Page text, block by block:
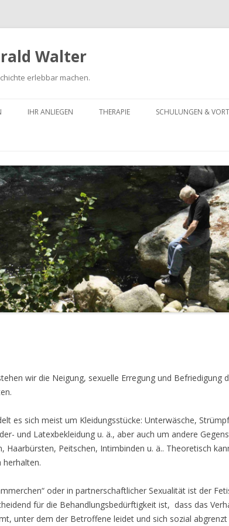
Walter
erlebbar machen.
zum
IHR ANLIEGEN THERAPIE
PSYCHOHYGIENE, ANTI-AGING,
HORMONBEHANDLUNG
COACHING
AUTOGENES TRAINING
SCHULUNGEN &
IN SCHULEN,
wir die Neigung, sexuelle Erregung und Befriedigung
es sich meist um Kleidungsstücke: Unterwäsche,
und Latexbekleidung u. ä., aber auch um andere
Haarbürsten, Peitschen, Intimbinden u. ä.. Theoretisch
herhalten.
oder in partnerschaftlicher Sexualität ist der
für die Behandlungsbedürftigkeit ist, dass das
unter dem der Betroffene leidet und sich sozial